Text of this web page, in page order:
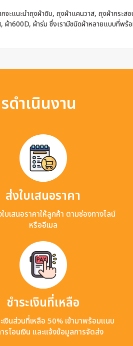
จะแนะนำถุงผ้าดิบ, ถุงผ้าแคนวาส, ถุงผ้ากระ
ผ้า600D, ผ้าร่ม ซึ่งเรามีชนิดผ้าหลายแบบที่พ
ดำเนินงาน
ส่งใบเสนอราคา
บเสนอราคาให้ลูกค้า ตามช่องทางไลน์
หรืออีเมล
ชำระเงินที่เหลือ
เงินส่วนที่เหลือ 50% เข้ามาพร้อมแนบ
รโอนเงิน และแจ้งข้อมูลการจัดส่ง